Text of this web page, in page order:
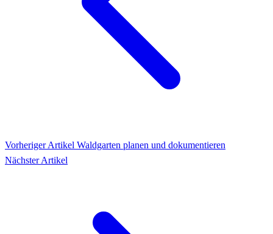
Vorheriger Artikel Waldgarten planen und dokumentieren
Nächster Artikel